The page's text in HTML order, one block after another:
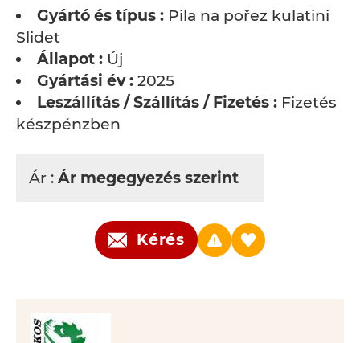
Gyártó és típus : Pila na pořez kulatini
Slidet
Állapot : Új
Gyártási év : 2025
Leszállítás / Szállítás / Fizetés : Fizetés
készpénzben
Ár : Ár megegyezés szerint
Kérés